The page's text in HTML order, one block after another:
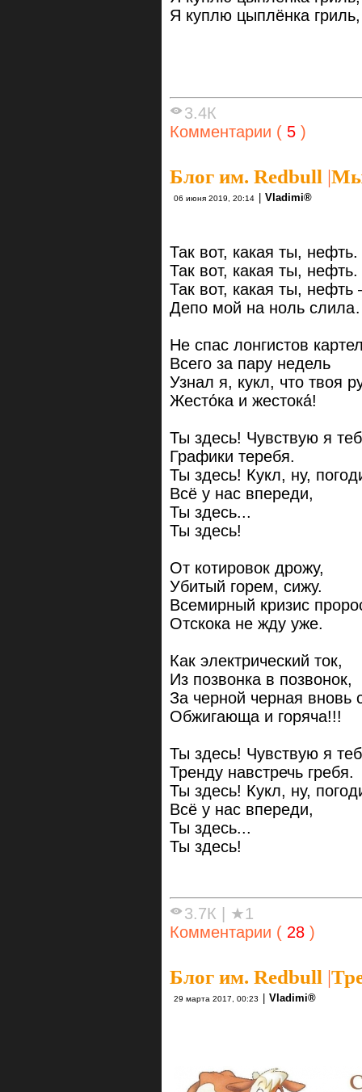
Я куплю цыплёнка
3.4К
Комментарии ( 5 )
Блог им. Redbull |
06 июня 2019, 20:14 Vlаdimi®
Так вот, какая ты, нефть.
Так вот, какая ты, нефть.
Так вот, какая ты,
Депо мой на ноль
Не спас лонгистов
Всего за пару недель
Узнал я, кукл, что твоя
Жесто́ка и жестока́!
Ты здесь! Чувствую я
Графики теребя.
Ты здесь! Кукл, ну,
Всё у нас впереди,
Ты здесь...
Ты здесь!
От котировок дрожу,
Убитый горем, сижу.
Всемирный кризис
Отскока не жду уже.
Как электрический ток,
Из позвонка в позвонок,
За черной черная вновь
Обжигающа и горяча!!!
Ты здесь! Чувствую я
Тренду навстречь гребя.
Ты здесь! Кукл, ну,
Всё у нас впереди,
Ты здесь...
Ты здесь!
3.7К
★1
Комментарии ( 28 )
Блог им. Redbull |
29 марта 2017, 00:23 Vlаdimi®